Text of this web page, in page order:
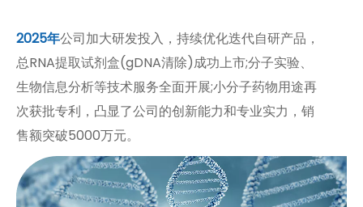
2025年公司加大研发投入，持续优化迭代自研产品，
总RNA提取试剂盒(gDNA清除)成功上市;分子实验、
生物信息分析等技术服务全面开展;小分子药物用途再
次获批专利，凸显了公司的创新能力和专业实力，销
售额突破5000万元。